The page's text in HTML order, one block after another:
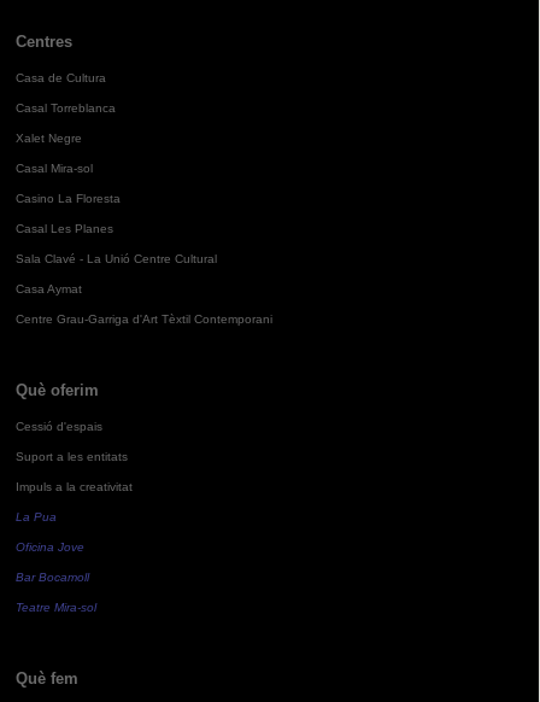
Centres
Casa de Cultura
Casal Torreblanca
Xalet Negre
Casal Mira-sol
Casino La Floresta
Casal Les Planes
Sala Clavé - La Unió Centre Cultural
Casa Aymat
Centre Grau-Garriga d'Art Tèxtil Contemporani
Què oferim
Cessió d'espais
Suport a les entitats
Impuls a la creativitat
La Pua
Oficina Jove
Bar Bocamoll
Teatre Mira-sol
Què fem